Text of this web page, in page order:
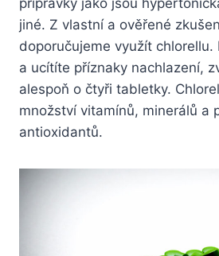
přípravky jako jsou
jiné. Z vlastní a ověřené
doporučujeme využít chlorellu.
a ucítíte příznaky nachlazení,
alespoň o čtyři tabletky.
množství vitamínů, minerálů a
antioxidantů.